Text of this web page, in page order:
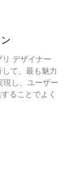
デザイナー
て、最も魅力
現し、ユーザー
ることでよく